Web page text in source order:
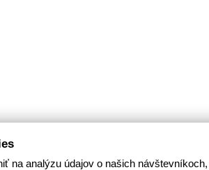
na analýzu údajov o našich